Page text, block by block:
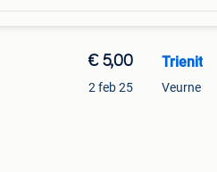
€ 5,00
2 feb 25
Trienit
Veurne